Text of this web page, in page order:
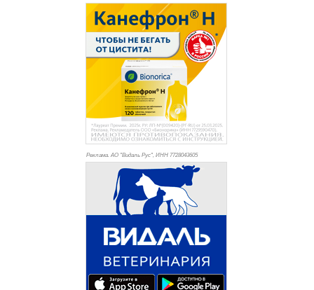
Реклама. АО "Видаль Рус", ИНН 7728043605